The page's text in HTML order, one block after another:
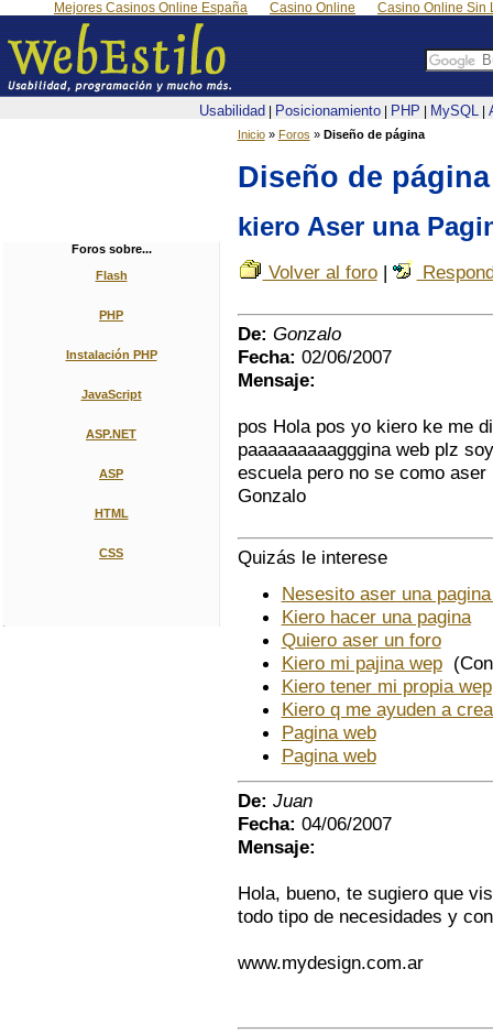
Mejores Casinos Online España Casino Online Casino Online Sin
Usabilidad Posicionamiento| PHP MySQL|
Inicio» Foros » Diseño de página
Diseño de página
kiero Aser una
Volver al foro|
De: Gonzalo
Fecha: 02/06/2007
Mensaje:
pos Hola pos yo kiero ke me
paaaaaaaaagggina web plz
escuela pero no se como
Gonzalo
Quizás le interese
Nesesito aser una
Kiero hacer una pagina
Quiero aser un foro
Kiero mi pajina wep(Con
Kiero tener mi propia wep
Kiero q me ayuden a
Pagina web
Pagina web
De: Juan
Fecha: 04/06/2007
Mensaje:
Hola, bueno, te sugiero que
todo tipo de necesidades y
www.mydesign.com.ar
Foros sobre...
Flash
PHP
Instalación PHP
JavaScript
ASP.NET
ASP
HTML
CSS